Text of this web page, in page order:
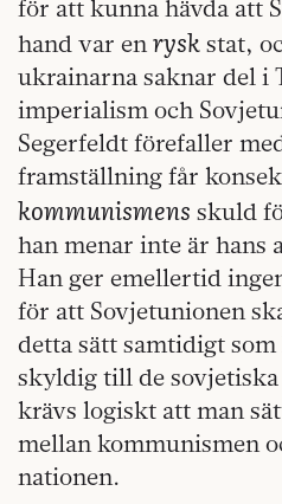
för att kunna hävda att
hand var en rysk stat,
ukrainarna saknar del i
imperialism och
Segerfeldt förefaller
framställning får
kommunismens skuld
han menar inte är hans
Han ger emellertid
för att Sovjetunionen
detta sätt samtidigt
skyldig till de
krävs logiskt att man
mellan kommunismen
nationen.